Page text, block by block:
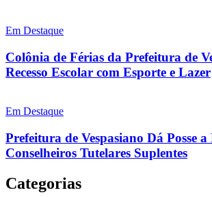
Em Destaque
Colônia de Férias da Prefeitura de
Recesso Escolar com Esporte e Lazer
Em Destaque
Prefeitura de Vespasiano Dá Posse a
Conselheiros Tutelares Suplentes
Categorias